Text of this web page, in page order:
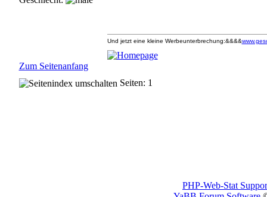
Zum Seitenanfang
Und jetzt eine kleine Werbeunterbrechung:&&&&
Seiten: 1
PHP-Web-Stat